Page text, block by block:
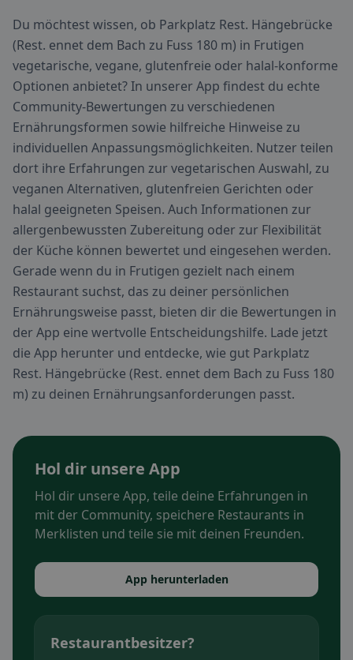
Du möchtest wissen, ob Parkplatz Rest. Hängebrücke
(Rest. ennet dem Bach zu Fuss 180 m) in Frutigen
vegetarische, vegane, glutenfreie oder halal-konforme
Optionen anbietet? In unserer App findest du echte
Community-Bewertungen zu verschiedenen
Ernährungsformen sowie hilfreiche Hinweise zu
individuellen Anpassungsmöglichkeiten. Nutzer teilen
dort ihre Erfahrungen zur vegetarischen Auswahl, zu
veganen Alternativen, glutenfreien Gerichten oder
halal geeigneten Speisen. Auch Informationen zur
allergenbewussten Zubereitung oder zur Flexibilität
der Küche können bewertet und eingesehen werden.
Gerade wenn du in Frutigen gezielt nach einem
Restaurant suchst, das zu deiner persönlichen
Ernährungsweise passt, bieten dir die Bewertungen in
der App eine wertvolle Entscheidungshilfe. Lade jetzt
die App herunter und entdecke, wie gut Parkplatz
Rest. Hängebrücke (Rest. ennet dem Bach zu Fuss 180
m) zu deinen Ernährungsanforderungen passt.
Hol dir unsere App
Hol dir unsere App, teile deine Erfahrungen in
mit der Community, speichere Restaurants in
Merklisten und teile sie mit deinen Freunden.
App herunterladen
Restaurantbesitzer?